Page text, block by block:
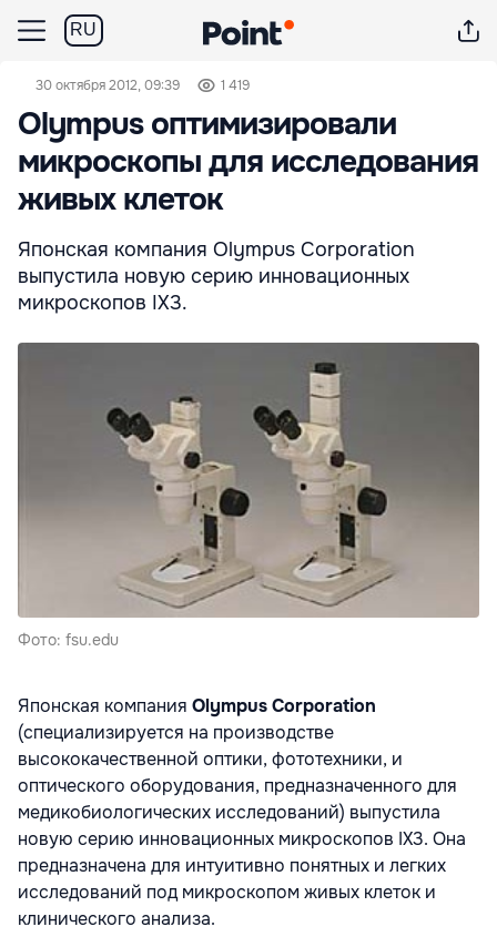
RU
30 октября 2012, 09:39 1 419
Olympus оптимизировали
микроскопы для исследования
живых клеток
Японская компания Olympus Corporation
выпустила новую серию инновационных
микроскопов IX3.
Фото: fsu.edu
Японская компания Olympus Corporation
(специализируется на производстве
высококачественной оптики, фототехники, и
оптического оборудования, предназначенного для
медикобиологических исследований) выпустила
новую серию инновационных микроскопов IX3. Она
предназначена для интуитивно понятных и легких
исследований под микроскопом живых клеток и
клинического анализа.